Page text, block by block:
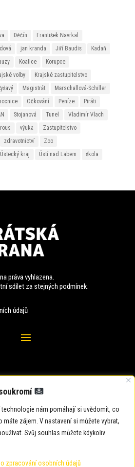
nám pomáhají si uvědomit, co
máte zájem. V nastavení si můžete vybrat,
Svůj souhlas můžete kdykoliv
zpracování osobních údajů
Děčín
František Navrkal
jan kranda Jiří Baudis
Kadaň
Koalice
Korupce
volby
Krajské zastupitelstvo
Magistrát
Marschallová-Schiller
Očkování Peníze
Piráti
Stojanová Tunel
Vladimír Vlach
výuka
Zastupitelstvo
zdravotnictví
Zoo
Ústecký kraj Ústí nad Labem škola
práva vyhlazena.
sdílet za stejných podmínek.
údajů
strana